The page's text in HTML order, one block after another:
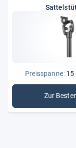
Preisspanne:15
Zur :